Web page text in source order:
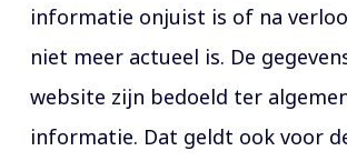
informatie onjuist is of na
niet meer actueel is. De
website zijn bedoeld ter
informatie. Dat geldt ook voor